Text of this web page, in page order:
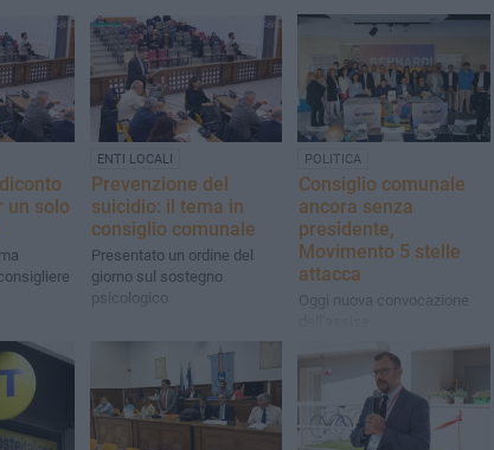
un solo
ENTI LOCALI
Prevenzione del
suicidio: il tema in
consiglio comunale
Presentato un ordine del
giorno sul sostegno
psicologico
POLITICA
Consiglio comunale
ancora senza
presidente,
Movimento 5 stelle
attacca
Oggi nuova convocazione